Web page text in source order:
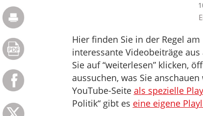
Hier finden Sie in der Regel
interessante Videobeiträge
Sie auf “weiterlesen” klicken,
aussuchen, was Sie
YouTube-Seite als spezielle
Politik“ gibt es eine eigene